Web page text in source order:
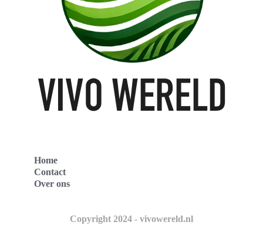
Home
Contact
Over ons
Copyright 2024 - vivowereld.nl